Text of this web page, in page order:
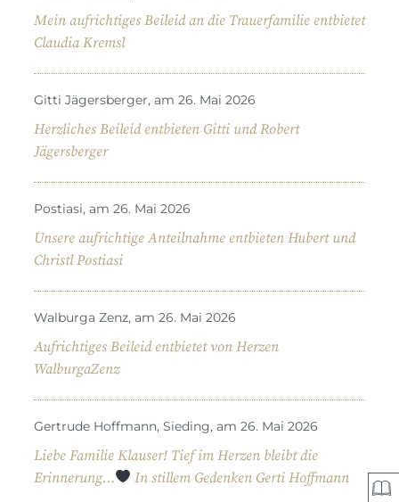
Mein aufrichtiges Beileid an die Trauerfamilie entbietet
Claudia Kremsl
Gitti Jägersberger, am 26. Mai 2026
Herzliches Beileid entbieten Gitti und Robert
Jägersberger
Postiasi, am 26. Mai 2026
Unsere aufrichtige Anteilnahme entbieten Hubert und
Christl Postiasi
Walburga Zenz, am 26. Mai 2026
Aufrichtiges Beileid entbietet von Herzen
WalburgaZenz
Gertrude Hoffmann, Sieding, am 26. Mai 2026
Liebe Familie Klauser! Tief im Herzen bleibt die
Erinnerung…
In stillem Gedenken Gerti Hoffmann